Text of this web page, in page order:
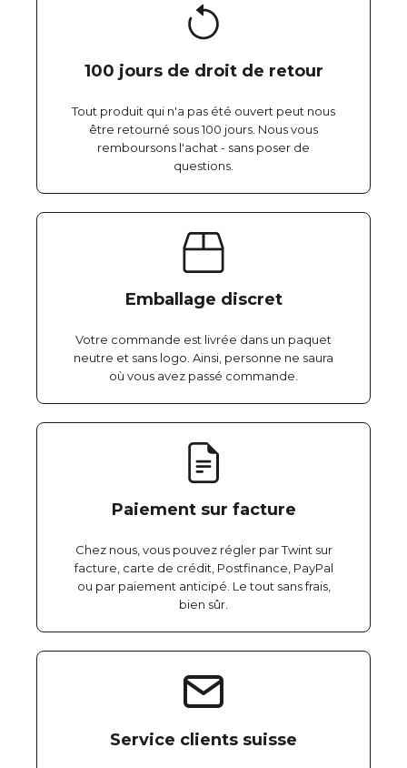
100 jours de droit de retour
Tout produit qui n'a pas été ouvert peut nous
être retourné sous 100 jours. Nous vous
remboursons l'achat - sans poser de
questions.
Emballage discret
Votre commande est livrée dans un paquet
neutre et sans logo. Ainsi, personne ne saura
où vous avez passé commande.
Paiement sur facture
Chez nous, vous pouvez régler par Twint sur
facture, carte de crédit, Postfinance, PayPal
ou par paiement anticipé. Le tout sans frais,
bien sûr.
Service clients suisse